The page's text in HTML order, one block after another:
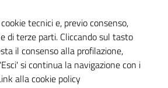
del sito
tecnici e, previo consenso,
di terze parti. Cliccando sul tasto
il consenso alla profilazione,
si continua la navigazione con i
alla cookie policy